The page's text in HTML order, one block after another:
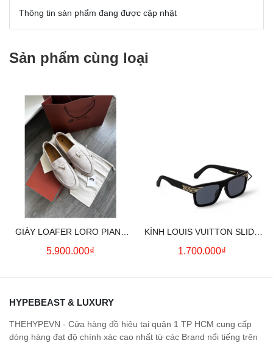
Thông tin sản phẩm đang được cập nhật
Sản phẩm cùng loại
GIÀY LOAFER LORO PIANA
SUMMER CHARMS (CREAM)
5.900.000₫
KÍNH LOUIS VUITTON SLIDE
SQUARE SUNGLASSES
1.700.000₫
HYPEBEAST & LUXURY
THEHYPEVN - Cửa hàng đồ hiệu tại quận 1 TP HCM cung cấp
dòng hàng đạt độ chính xác cao nhất từ các Brand nổi tiếng trên